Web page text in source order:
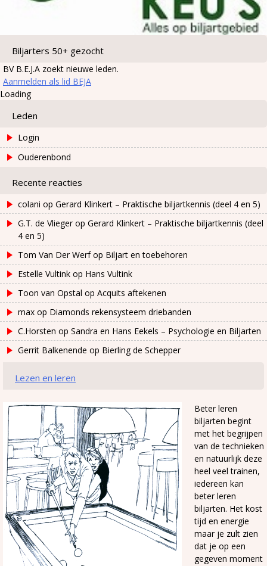
Biljarters 50+ gezocht
BV B.E.J.A zoekt nieuwe leden.
Aanmelden als lid BEJA
Loading
Leden
Login
Ouderenbond
Recente reacties
colani op Gerard Klinkert – Praktische biljartkennis (deel 4 en 5)
G.T. de Vliegerop Gerard Klinkert – Praktische biljartkennis (deel
4 en 5)
Tom Van Der Werfop Biljart en toebehoren
Estelle Vultink op Hans Vultink
Toon van Opstal op Acquits aftekenen
max op Diamonds rekensysteem driebanden
C.Horsten op Sandra en Hans Eekels – Psychologie en Biljarten
Gerrit Balkenende op Bierling de Schepper
Lezen en leren
Beter leren
biljarten begint
met het begrijpen
van de technieken
en natuurlijk deze
heel veel trainen,
iedereen kan
beter leren
biljarten. Het kost
tijd en energie
maar je zult zien
dat je op een
gegeven moment